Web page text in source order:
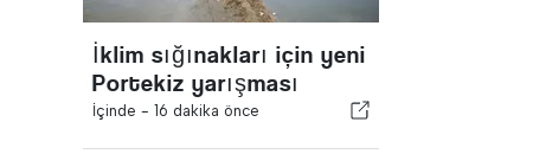
İklim sığınakları için yeni
Portekiz yarışması
İçinde - 16 dakika önce